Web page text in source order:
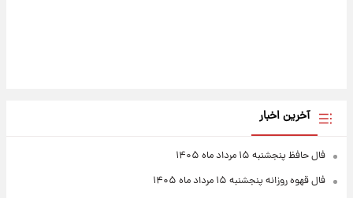
آخرین اخبار
فال حافظ پنجشنبه ۱۵ مرداد ماه ۱۴۰۵
فال قهوه روزانه پنجشنبه ۱۵ مرداد ماه ۱۴۰۵